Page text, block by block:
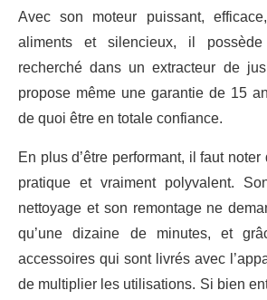
Avec son moteur puissant,
aliments et silencieux, il
recherché dans un extracteur de
propose même une garantie de 15
de quoi être en totale confiance.
En plus d’être performant, il faut noter
pratique et vraiment polyvalent.
nettoyage et son remontage ne
qu’une dizaine de minutes, et
accessoires qui sont livrés avec
de multiplier les utilisations. Si bien